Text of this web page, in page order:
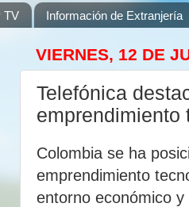
TV Información de Extranjería
VIERNES, 12 DE
Telefónica
emprendimiento
Colombia se ha
emprendimiento
entorno económico